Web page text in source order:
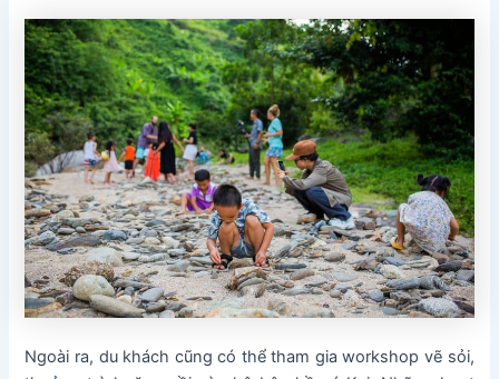
Ngoài ra, du khách cũng có thể tham gia workshop vẽ sỏi,